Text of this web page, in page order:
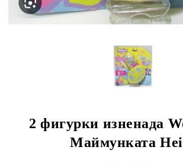
2 фигурки изненада
Маймунката